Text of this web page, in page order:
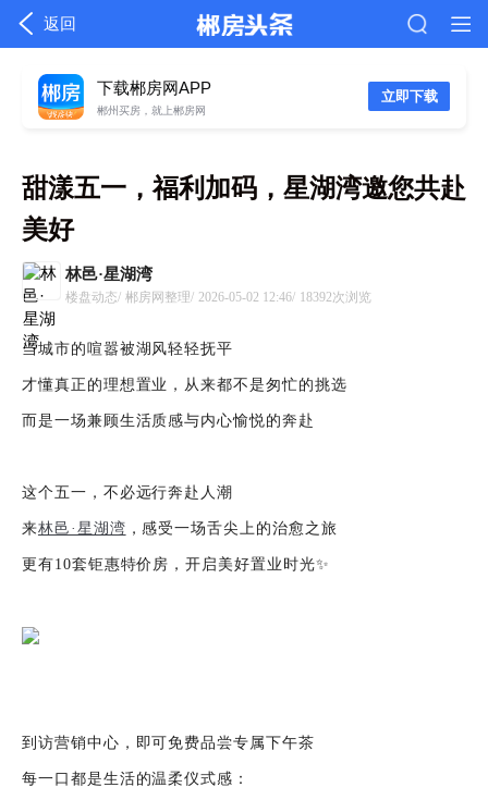
返回
立即下载
下载郴房网APP
郴州买房，就上郴房网
甜漾五一，福利加码，星湖湾邀您共赴
美好
林邑·星湖湾
楼盘动态/ 郴房网整理/ 2026-05-02 12:46/ 18392次浏览
当城市的喧嚣被湖风轻轻抚平
才懂真正的理想置业，从来都不是匆忙的挑选
而是一场兼顾生活质感与内心愉悦的奔赴
这个五一，不必远行奔赴人潮
来林邑·星湖湾 ，感受一场舌尖上的治愈之旅
更有10套钜惠特价房，开启美好置业时光✨
到访营销中心，即可免费品尝专属下午茶
每一口都是生活的温柔仪式感：